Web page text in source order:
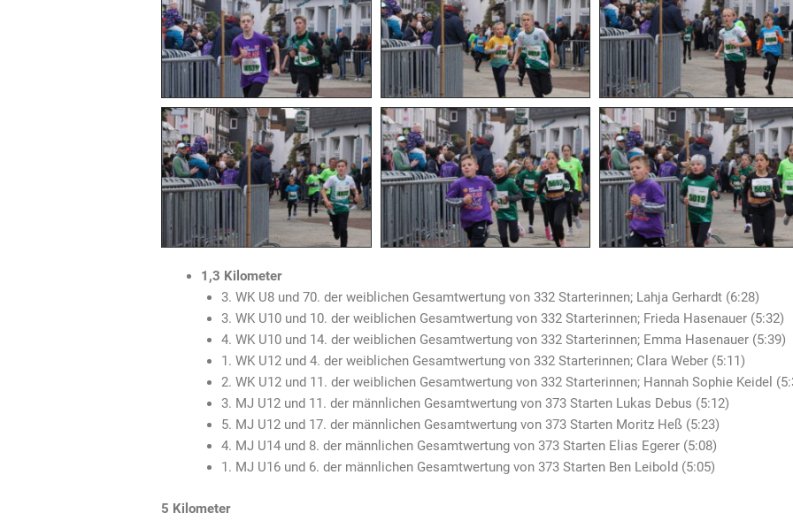
1,3 Kilometer
3. WK U8 und 70. der weiblichen Gesamtwertung von 332 Starterinnen; Lahja Gerhardt (6:28)
3. WK U10 und 10. der weiblichen Gesamtwertung von 332 Starterinnen; Frieda Hasenauer (5:32)
4. WK U10 und 14. der weiblichen Gesamtwertung von 332 Starterinnen; Emma Hasenauer (5:39)
1. WK U12 und 4. der weiblichen Gesamtwertung von 332 Starterinnen; Clara Weber (5:11)
2. WK U12 und 11. der weiblichen Gesamtwertung von 332 Starterinnen; Hannah Sophie Keidel
3. MJ U12 und 11. der männlichen Gesamtwertung von 373 Starten Lukas Debus (5:12)
5. MJ U12 und 17. der männlichen Gesamtwertung von 373 Starten Moritz Heß (5:23)
4. MJ U14 und 8. der männlichen Gesamtwertung von 373 Starten Elias Egerer (5:08)
1. MJ U16 und 6. der männlichen Gesamtwertung von 373 Starten Ben Leibold (5:05)
5 Kilometer